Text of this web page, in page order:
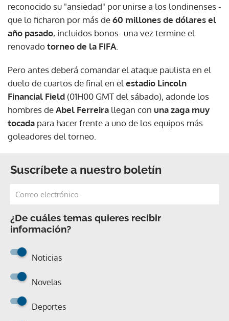
reconocido su "ansiedad" por unirse a los londinenses -
que lo ficharon por más de60 millones de dólares el
año pasado, incluidos bonos- una vez termine el
renovadotorneo de la FIFA
Pero antes deberá comandar el ataque paulista en el
duelo de cuartos de final en el estadio Lincoln
Financial Field (01H00 GMT del sábado), adonde los
hombres deAbel Ferreira llegan con una zaga muy
tocada para hacer frente a uno de los equipos más
goleadores del torneo.
Suscríbete a nuestro boletín
¿De cuáles temas quieres recibir
información?
Noticias
Novelas
Deportes